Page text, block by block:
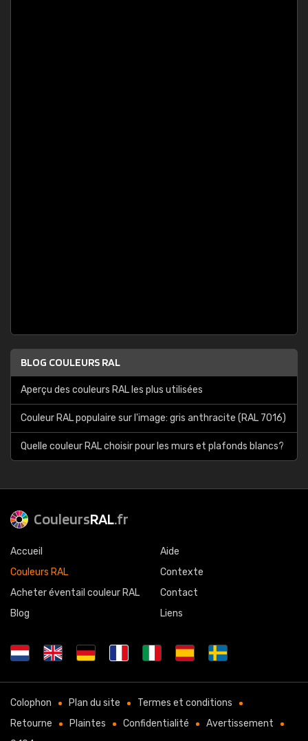
BLOG COULEURS RAL
Aperçu des couleurs RAL les plus utilisées
Couleur RAL populaire sur l'image: gris anthracite (RAL 7016)
Quelle couleur RAL choisir pour les murs et plafonds blancs?
CouleursRAL.fr
Accueil
Couleurs RAL
Acheter éventail couleur RAL
Blog
Aide
Contexte
Contact
Liens
Colophon Plan du site
Termes et conditions
Retourne
Plaintes Confidentialité
Avertissement